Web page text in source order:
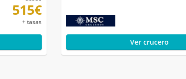
515€
+ tasas
Ver crucero